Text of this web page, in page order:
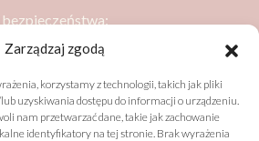
Zarządzaj zgodą
korzystamy z technologii, takich jak pliki
uzyskiwania dostępu do informacji o urządzeniu.
nam przetwarzać dane, takie jak zachowanie
identyfikatory na tej stronie. Brak wyrażenia
z ograniczoną odpowiedzialnością